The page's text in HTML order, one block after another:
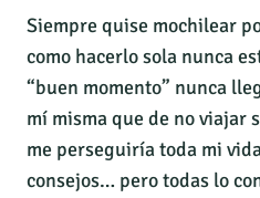
Siempre quise mochilear
como hacerlo sola nunca
“buen momento” nunca
mí misma que de no viajar
me perseguiría toda mi
consejos… pero todas lo